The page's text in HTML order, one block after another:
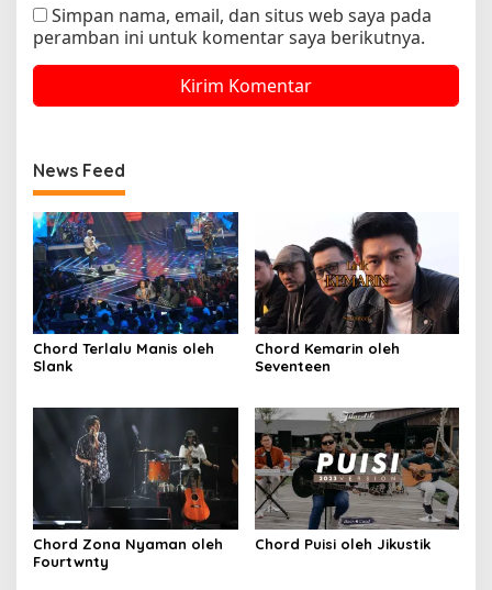
Simpan nama, email, dan situs web saya pada
peramban ini untuk komentar saya berikutnya.
News Feed
Chord Terlalu Manis oleh
Slank
Chord Kemarin oleh
Seventeen
Chord Zona Nyaman oleh
Fourtwnty
Chord Puisi oleh Jikustik